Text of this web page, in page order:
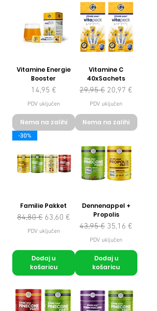
Vitamine Energie
Booster
Cijena
14,95 €
PDV uključen
Nema na zalihi
Vitamine C
40xSachets
Redovna cijena
29,95 € Cijena s
20,97 €
PDV uključen
Nema na zalihi
-30%
Familie Pakket
Redovna cijena
84,80 € Cijena s popustom
63,60 €
PDV uključen
Dodaj u
košaricu
Dennenappel +
Propolis
Redovna cijena
43,95 € Cijena s
35,16 €
PDV uključen
Dodaj u
košaricu